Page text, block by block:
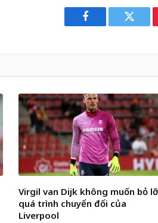
Facebook
Virgil van Dijk không muốn bỏ
quá trình chuyển đổi của
Liverpool